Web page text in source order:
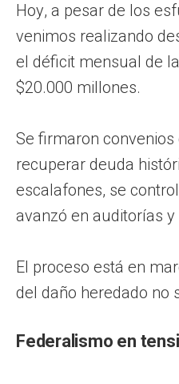
Hoy, a pesar de los
venimos realizando
el déficit mensual de
$20.000 millones.
Se firmaron convenios
recuperar deuda
escalafones, se
avanzó en auditorías y
El proceso está en
del daño heredado no
Federalismo en